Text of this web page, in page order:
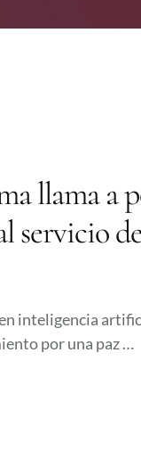
llama a
inteligencia
por una paz …